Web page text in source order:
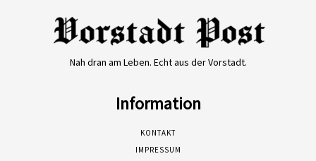
Nah dran am Leben. Echt aus der Vorstadt.
Information
KONTAKT
IMPRESSUM